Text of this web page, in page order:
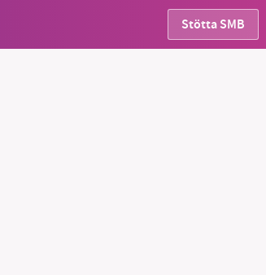
Stötta SMB